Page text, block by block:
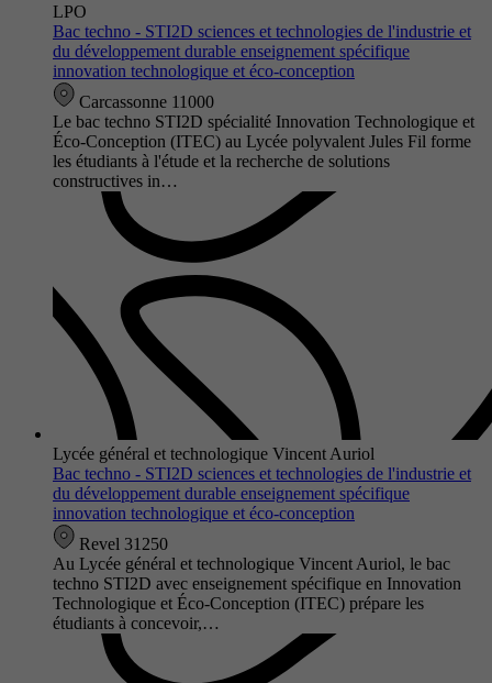
LPO
Bac techno - STI2D sciences et technologies de l'industrie et
du développement durable enseignement spécifique
innovation technologique et éco-conception
Carcassonne 11000
Le bac techno STI2D spécialité Innovation Technologique et
Éco-Conception (ITEC) au Lycée polyvalent Jules Fil forme
les étudiants à l'étude et la recherche de solutions
constructives in…
Lycée général et technologique Vincent Auriol
Bac techno - STI2D sciences et technologies de l'industrie et
du développement durable enseignement spécifique
innovation technologique et éco-conception
Revel 31250
Au Lycée général et technologique Vincent Auriol, le bac
techno STI2D avec enseignement spécifique en Innovation
Technologique et Éco-Conception (ITEC) prépare les
étudiants à concevoir,…